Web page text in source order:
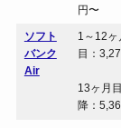
円〜
ソフト
バンク
Air
1～12ヶ
目：
13ヶ月
降：